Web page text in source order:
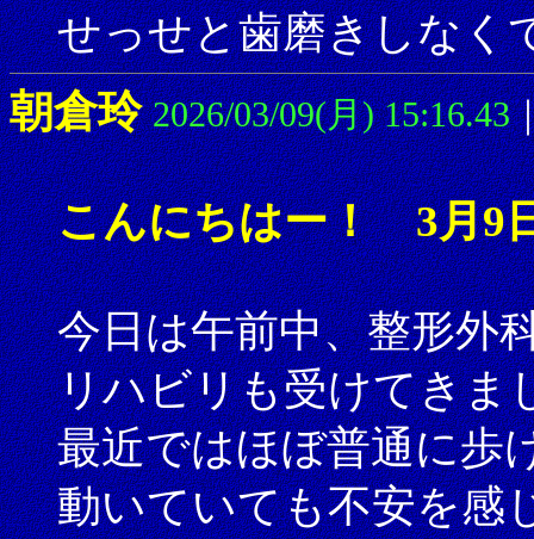
せっせと歯磨きしな
朝倉玲 2026/03/09(月) 15:16.43
こんにちはー！ 3月9
今日は午前中、整形外
リハビリも受けてきま
最近ではほぼ普通に歩
動いていても不安を感